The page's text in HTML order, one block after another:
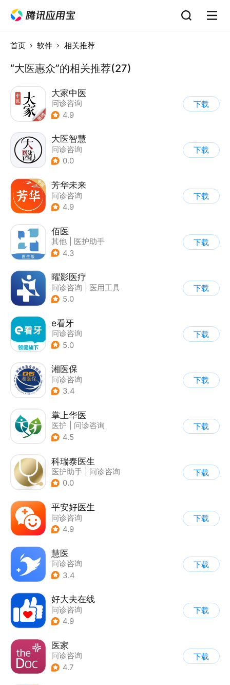
首页 软件 相关推荐
“大医惠众”的相关推荐(27)
大家中医
问诊咨询
4.9
下载
大医智慧
问诊咨询
0.0
下载
芳华未来
问诊咨询
4.9
下载
佰医
其他
医护助手
4.3
下载
曜影医疗
问诊咨询
医用工具
| 医护助手
5.0
下载
e看牙
问诊咨询
5.0
下载
湘医保
问诊咨询
3.4
下载
掌上华医
医护
问诊咨询
4.5
下载
科瑞泰医生
医护助手
问诊咨询
0.0
下载
平安好医生
问诊咨询
4.9
下载
慧医
问诊咨询
3.4
下载
好大夫在线
问诊咨询
4.9
下载
医家
问诊咨询
4.7
下载